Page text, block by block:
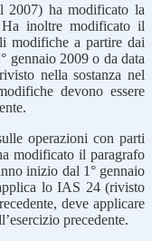
2007) ha modificato la
inoltre modificato il
modifiche a partire dai
gennaio 2009 o da data
nella sostanza nel
devono essere
operazioni con parti
modificato il paragrafo
inizio dal 1° gennaio
lo IAS 24 (rivisto
deve applicare
precedente.